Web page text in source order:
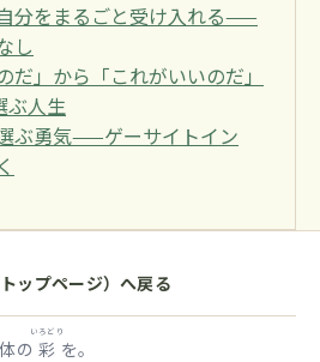
分をまるごと受け入れる——
し
だ」から「これがいいのだ」
人生
ぶ勇気——ゲーサイトイン
ップページ）へ戻る
の 彩
いろどり
を。